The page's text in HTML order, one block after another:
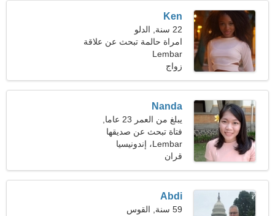
Ken
22 سنة, الدلو
امراة حالمة تبحث عن علاقة
جدية
Lembar
زواج
Nanda
يبلغ من العمر 23 عاما,
السرطان
فتاة تبحث عن صديقها
Lembar، إندونيسيا
قران
Abdi
59 سنة, القوس